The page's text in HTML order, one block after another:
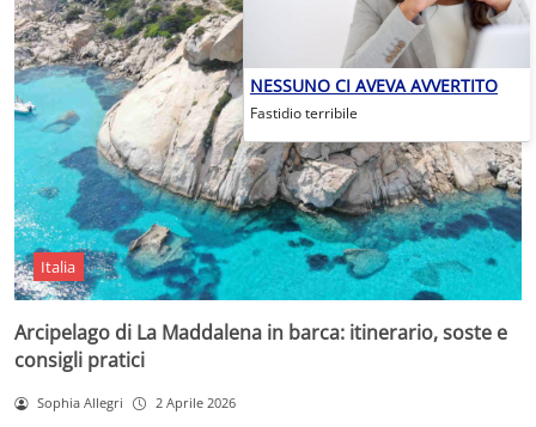
Italia
Arcipelago di La Maddalena in barca: itinerario, soste e
consigli pratici
Sophia Allegri 2 Aprile 2026
NESSUNO CI AVEVA AVVERTITO
Fastidio terribile